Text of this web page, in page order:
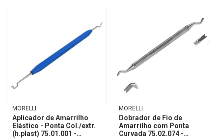
MORELLI
Aplicador de Amarrilho
Elástico - Ponta Col./extr.
(h.plast) 75.01.001 -
MORELLI
Dobrador de Fio de
Amarrilho com Ponta
Curvada 75.02.074 -